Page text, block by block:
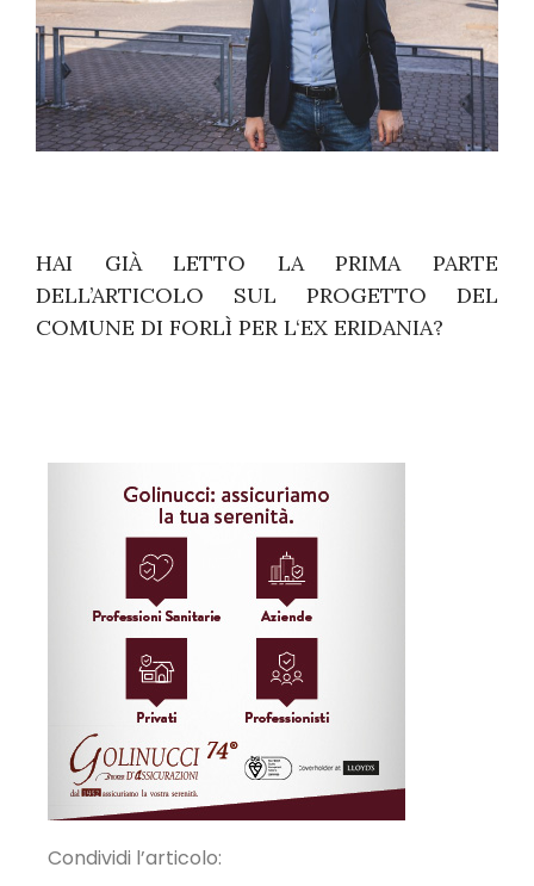
HAI GIÀ LETTO LA PRIMA PARTE
DELL’ARTICOLO SUL PROGETTO DEL
COMUNE DI FORLÌ PER L‘EX ERIDANIA?
Condividi l’articolo: